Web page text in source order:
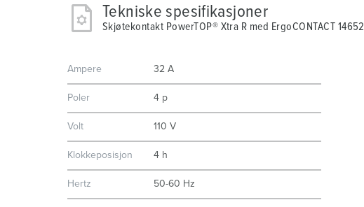
Tekniske spesifikasjoner
Skjøtekontakt PowerTOP® Xtra R med ErgoCONTACT 14652
Ampere 32 A
Poler 4 p
Volt 110 V
Klokkeposisjon 4 h
Hertz 50-60 Hz